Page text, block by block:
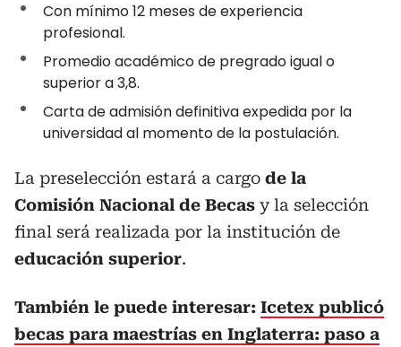
Con mínimo 12 meses de experiencia
profesional.
Promedio académico de pregrado igual o
superior a 3,8.
Carta de admisión definitiva expedida por la
universidad al momento de la postulación.
La preselección estará a cargo de la
Comisión Nacional de Becas y la selección
final será realizada por la institución de
educación superior.
También le puede interesar: Icetex publicó
becas para maestrías en Inglaterra: paso a